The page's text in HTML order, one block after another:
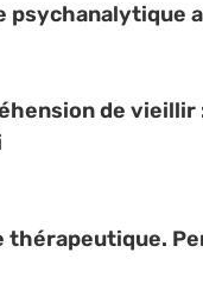
psychanalytique
de vieillir
thérapeutique.